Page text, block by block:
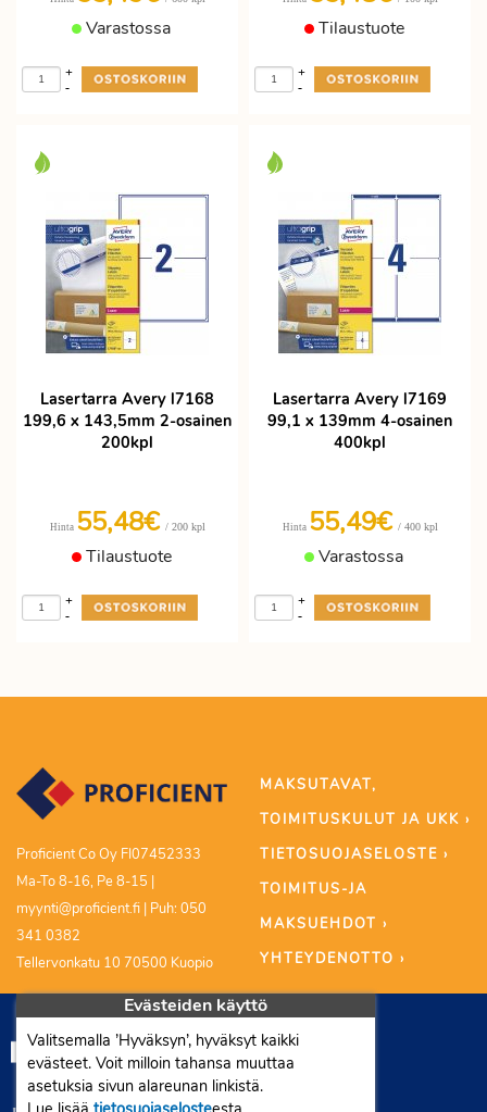
Varastossa
-
+
Tilaustuote
-
+
Lasertarra Avery l7168
199,6 x 143,5mm 2-osainen
200kpl
Hinta 55,48€ / 200 kpl
Tilaustuote
-
+
Lasertarra Avery l7169
99,1 x 139mm 4-osainen
400kpl
Hinta 55,49€ / 400 kpl
Varastossa
-
+
Proficient Co Oy FI07452333
Ma-To 8-16, Pe 8-15 |
myynti@proficient.fi | Puh: 050
341 0382
Tellervonkatu 10 70500 Kuopio
MAKSUTAVAT,
TOIMITUSKULUT JA UKK ›
TIETOSUOJASELOSTE ›
TOIMITUS-JA
MAKSUEHDOT ›
YHTEYDENOTTO ›
Evästeiden käyttö
Valitsemalla ’Hyväksyn’, hyväksyt kaikki
evästeet. Voit milloin tahansa muuttaa
asetuksia sivun alareunan linkistä.